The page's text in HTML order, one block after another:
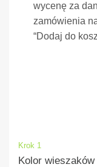
wycenę za
zamówienia
“Dodaj do
Krok 1
Kolor